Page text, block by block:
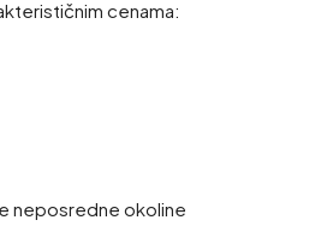
cenama:
neposredne okoline